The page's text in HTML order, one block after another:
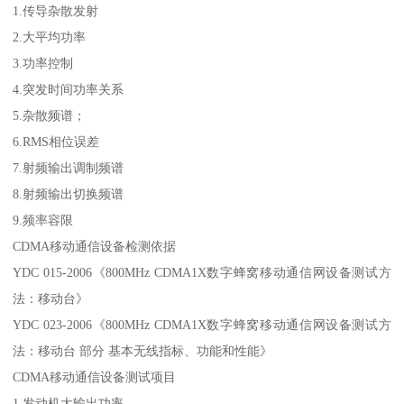
1.传导杂散发射
2.大平均功率
3.功率控制
4.突发时间功率关系
5.杂散频谱；
6.RMS相位误差
7.射频输出调制频谱
8.射频输出切换频谱
9.频率容限
CDMA移动通信设备检测依据
YDC 015-2006《800MHz CDMA1X数字蜂窝移动通信网设备测试方
法：移动台》
YDC 023-2006《800MHz CDMA1X数字蜂窝移动通信网设备测试方
法：移动台 部分 基本无线指标、功能和性能》
CDMA移动通信设备测试项目